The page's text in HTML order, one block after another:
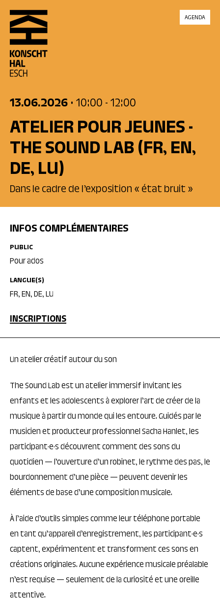
skip_to_content
AGENDA
13.06.2026 • 10:00 - 12:00
ATELIER POUR JEUNES -
THE SOUND LAB(FR, EN,
DE, LU)
Dans le cadre de l’exposition « état bruit »
Un atelier créatif autour du son
The Sound Lab est un atelier immersif invitant les
enfants et les adolescents à explorer l’art de créer de la
musique à partir du monde qui les entoure. Guidés par le
musicien et producteur professionnel Sacha Hanlet, les
participant·e·s découvrent comment des sons du
quotidien — l’ouverture d’un robinet, le rythme des pas, le
bourdonnement d’une pièce — peuvent devenir les
éléments de base d’une composition musicale.
À l’aide d’outils simples comme leur téléphone portable
en tant qu’appareil d’enregistrement, les participant·e·s
captent, expérimentent et transforment ces sons en
créations originales. Aucune expérience musicale préalable
n’est requise — seulement de la curiosité et une oreille
attentive.
INFOS COMPLÉMENTAIRES
PUBLIC
Pour ados
LANGUE(S)
FR, EN, DE, LU
INSCRIPTIONS